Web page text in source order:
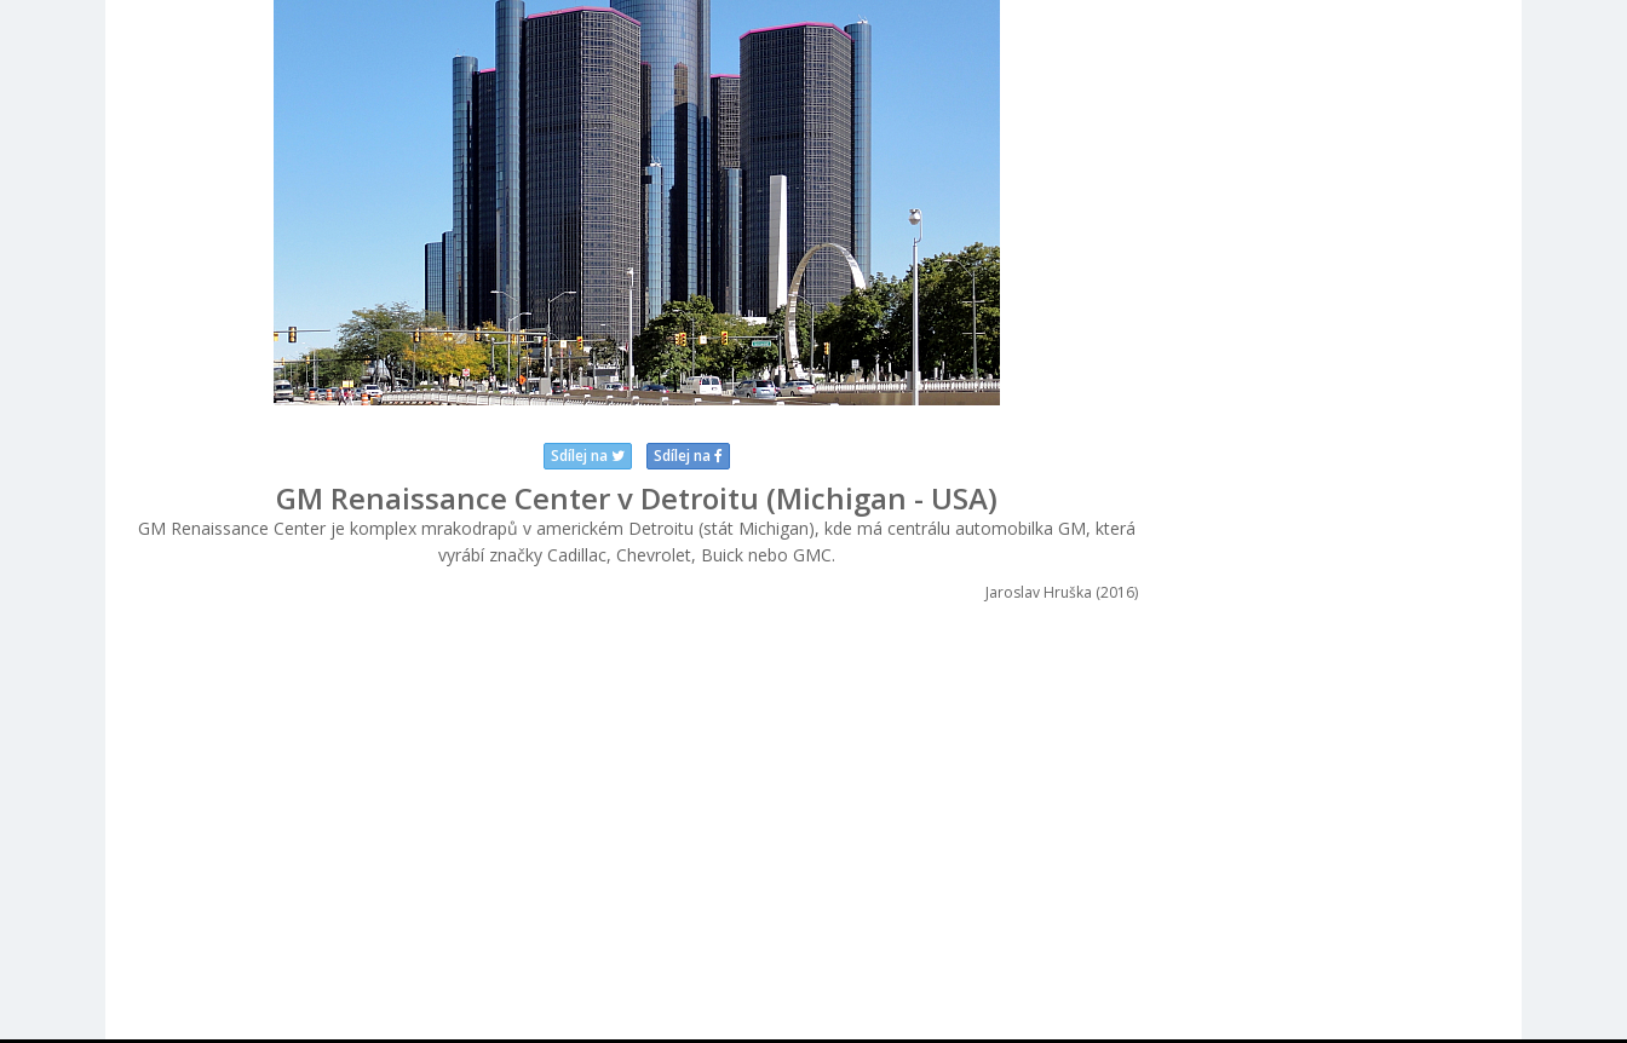
Sdílej na Sdílej na
GM Renaissance Center v Detroitu (Michigan - USA)
GM Renaissance Center je komplex mrakodrapů v americkém Detroitu (stát Michigan), kde má centrálu automobilka GM, která
vyrábí značky Cadillac, Chevrolet, Buick nebo GMC.
Jaroslav Hruška (2016)